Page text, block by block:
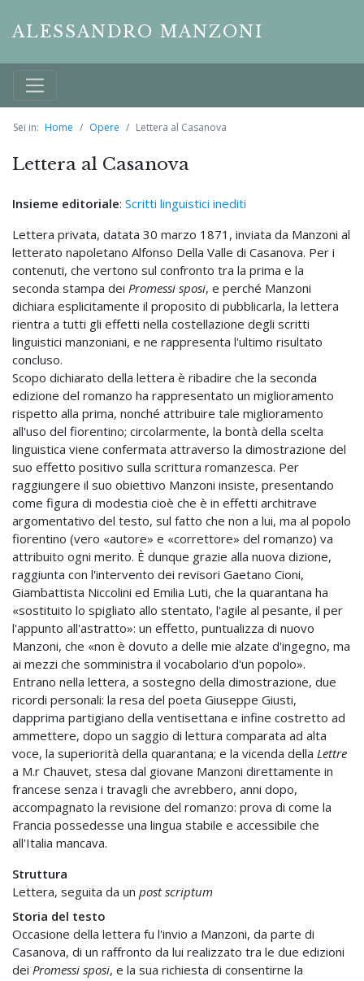
ALESSANDRO MANZONI
Sei in: Home Opere Lettera al Casanova
Lettera al Casanova
Insieme editoriale: Scritti linguistici inediti
Lettera privata, datata 30 marzo 1871, inviata da Manzoni al
letterato napoletano Alfonso Della Valle di Casanova. Per i
contenuti, che vertono sul confronto tra la prima e la
seconda stampa dei Promessi sposi, e perché Manzoni
dichiara esplicitamente il proposito di pubblicarla, la lettera
rientra a tutti gli effetti nella costellazione degli scritti
linguistici manzoniani, e ne rappresenta l'ultimo risultato
concluso.
Scopo dichiarato della lettera è ribadire che la seconda
edizione del romanzo ha rappresentato un miglioramento
rispetto alla prima, nonché attribuire tale miglioramento
all'uso del fiorentino; circolarmente, la bontà della scelta
linguistica viene confermata attraverso la dimostrazione del
suo effetto positivo sulla scrittura romanzesca. Per
raggiungere il suo obiettivo Manzoni insiste, presentando
come figura di modestia cioè che è in effetti architrave
argomentativo del testo, sul fatto che non a lui, ma al popolo
fiorentino (vero «autore» e «correttore» del romanzo) va
attribuito ogni merito. È dunque grazie alla nuova dizione,
raggiunta con l'intervento dei revisori Gaetano Cioni,
Giambattista Niccolini ed Emilia Luti, che la quarantana ha
«sostituito lo spigliato allo stentato, l'agile al pesante, il per
l'appunto all'astratto»: un effetto, puntualizza di nuovo
Manzoni, che «non è dovuto a delle mie alzate d'ingegno, ma
ai mezzi che somministra il vocabolario d'un popolo».
Entrano nella lettera, a sostegno della dimostrazione, due
ricordi personali: la resa del poeta Giuseppe Giusti,
dapprima partigiano della ventisettana e infine costretto ad
ammettere, dopo un saggio di lettura comparata ad alta
voce, la superiorità della quarantana; e la vicenda della Lettre
a M.r Chauvet, stesa dal giovane Manzoni direttamente in
francese senza i travagli che avrebbero, anni dopo,
accompagnato la revisione del romanzo: prova di come la
Francia possedesse una lingua stabile e accessibile che
all'Italia mancava.
Struttura
Lettera, seguita da un post scriptum
Storia del testo
Occasione della lettera fu l'invio a Manzoni, da parte di
Casanova, di un raffronto da lui realizzato tra le due edizioni
dei Promessi sposi, e la sua richiesta di consentirne la